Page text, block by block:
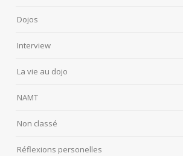
Dojos
Interview
La vie au dojo
NAMT
Non classé
Réflexions personelles